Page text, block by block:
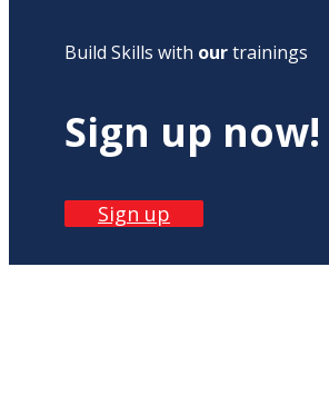
Build Skills with ourtrainings
Sign up now!
Sign up